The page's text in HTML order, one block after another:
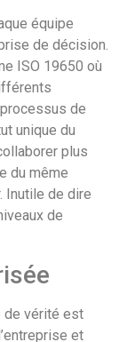
équipe
de décision.
ISO 19650 où
de
unique du
plus
du même
Inutile de dire
de
de vérité est
et